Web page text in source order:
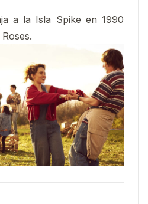
a la Isla Spike en 1990